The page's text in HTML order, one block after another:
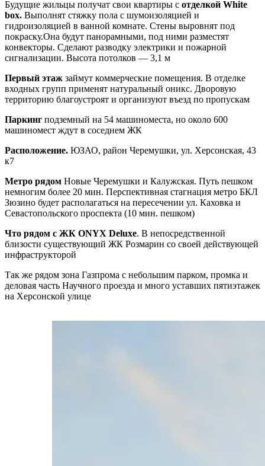
Будущие жильцы получат свои квартиры с отделкой White
box. Выполнят стяжку пола с шумоизоляцией и
гидроизоляцией в ванной комнате. Стены выровнят под
покраску.Она будут панорамными, под ними разместят
конвекторы. Сделают разводку электрики и пожарной
сигнализации. Высота потолков — 3,1 м
Первый этаж займут коммерческие помещения. В отделке
входных групп применят натуральный оникс. Дворовую
территорию благоустроят и организуют въезд по пропускам
Паркинг подземный на 54 машиноместа, но около 600
машиномест ждут в соседнем ЖК
Расположение. ЮЗАО, район Черемушки, ул. Херсонская, 43
к7
Метро рядом Новые Черемушки и Калужская. Путь пешком
немногим более 20 мин. Перспективная стагнация метро БКЛ
Зюзино будет располагаться на пересечении ул. Каховка и
Севастопольского проспекта (10 мин. пешком)
Что рядом с ЖК ONYX Deluxe. В непосредственной
близости существующий ЖК Розмарин со своей действующей
инфраструкторой
Так же рядом зона Газпрома с небольшим парком, промка и
деловая часть Научного проезда и много уставших пятиэтажек
на Херсонской улице